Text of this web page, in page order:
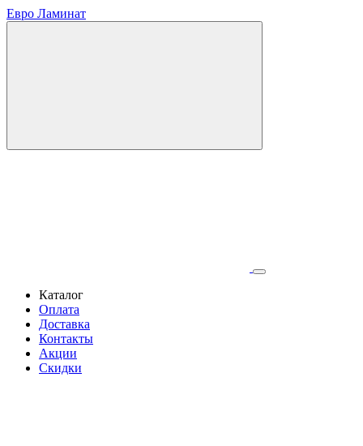
Евро Ламинат
Каталог
Оплата
Доставка
Контакты
Акции
Скидки